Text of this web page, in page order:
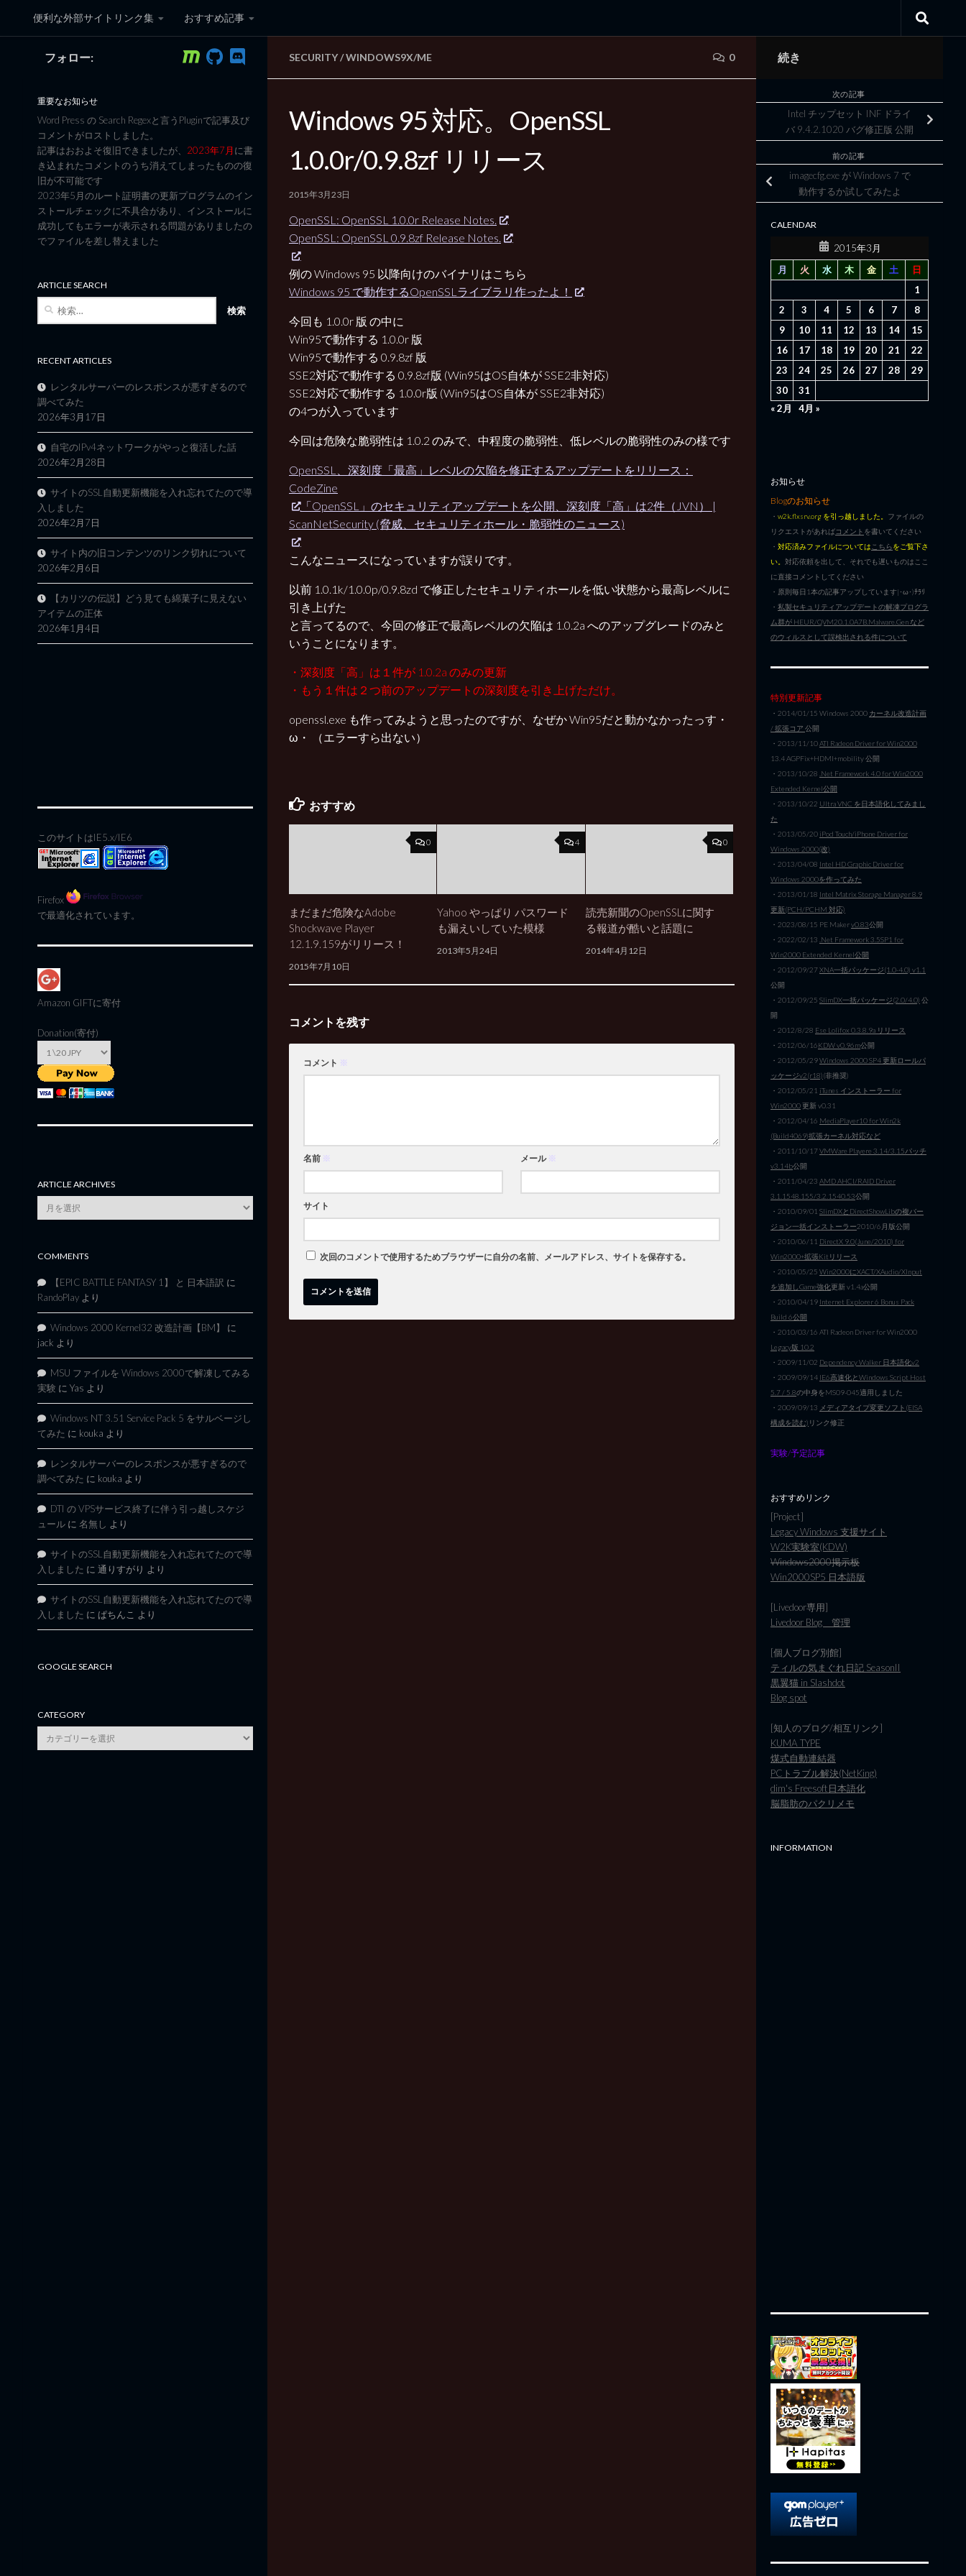
コンテンツへスキップ
便利な外部サイトリンク集 おすすめ記事
黒翼猫のコンピュータ日記 3rd Edition
SECURITY/WINDOWS9X/ME 0
Windows 95 対応。OpenSSL
1.0.0r/0.9.8zf リリース
2015年3月23日
OpenSSL: OpenSSL 1.0.0r Release Notes.
OpenSSL: OpenSSL 0.9.8zf Release Notes.
例の Windows 95 以降向けのバイナリはこちら
Windows 95 で動作するOpenSSLライブラリ作ったよ！
今回も 1.0.0r 版 の中に
Win95で動作する 1.0.0r 版
Win95で動作する 0.9.8zf 版
SSE2対応で動作する 0.9.8zf版 (Win95はOS自体が SSE2非対応)
SSE2対応で動作する 1.0.0r版 (Win95はOS自体が SSE2非対応)
の4つが入っています
今回は危険な脆弱性は 1.0.2 のみで、中程度の脆弱性、低レベルの脆弱性のみの様です
OpenSSL、深刻度「最高」レベルの欠陥を修正するアップデートをリリース：
CodeZine
「OpenSSL」のセキュリティアップデートを公開、深刻度「高」は2件（JVN） |
ScanNetSecurity (脅威、セキュリティホール・脆弱性のニュース)
こんなニュースになっていますが誤りです。
以前 1.0.1k/1.0.0p/0.9.8zd で修正したセキュリティホールを低い状態から最高レベルに
引き上げた
と言ってるので、今回の修正で最高レベルの欠陥は 1.0.2a へのアップグレードのみと
いうことになります。
・深刻度「高」は１件が 1.0.2a のみの更新
・もう１件は２つ前のアップデートの深刻度を引き上げただけ。
openssl.exe も作ってみようと思ったのですが、なぜか Win95だと動かなかったっす・
ω・ （エラーすら出ない）
おすすめ
0
まだまだ危険なAdobe
Shockwave Player
12.1.9.159がリリース！
2015年7月10日
4
Yahoo やっぱり パスワード
も漏えいしていた模様
2013年5月24日
0
読売新聞のOpenSSLに関す
る報道が酷いと話題に
2014年4月12日
コメントを残す
コメント ※
名前 ※ メール ※
サイト
次回のコメントで使用するためブラウザーに自分の名前、メールアドレス、サイトを保存する。
フォロー:
重要なお知らせ
Word Press の Search Regexと言うPluginで記事及び
コメントがロストしました。
記事はおおよそ復旧できましたが、 2023年7月に書
き込まれたコメントのうち消えてしまったものの復
旧が不可能です
2023年5月のルート証明書の更新プログラムのイン
ストールチェックに不具合があり、インストールに
成功してもエラーが表示される問題がありましたの
でファイルを差し替えました
ARTICLE SEARCH
RECENT ARTICLES
レンタルサーバーのレスポンスが悪すぎるので
調べてみた
2026年3月17日
自宅のIPv4ネットワークがやっと復活した話
2026年2月28日
サイトのSSL自動更新機能を入れ忘れてたので導
入しました
2026年2月7日
サイト内の旧コンテンツのリンク切れについて
2026年2月6日
【カリツの伝説】どう見ても綿菓子に見えない
アイテムの正体
2026年1月4日
このサイトはIE5.x/IE6
Firefox
で最適化されています。
Amazon GIFTに寄付
Donation(寄付)
ARTICLE ARCHIVES
Article
Archives
COMMENTS
【EPIC BATTLE FANTASY 1】 と 日本語訳 に
RandoPlay より
Windows 2000 Kernel32 改造計画【BM】
に
jack より
MSU ファイルを Windows 2000で解凍してみる
実験 に Yas より
Windows NT 3.51 Service Pack 5 をサルベージし
てみた に kouka より
レンタルサーバーのレスポンスが悪すぎるので
調べてみた に kouka より
DTI の VPSサービス終了に伴う引っ越しスケジ
ュール に 名無し より
サイトのSSL自動更新機能を入れ忘れてたので導
入しました に 通りすがり より
サイトのSSL自動更新機能を入れ忘れてたので導
入しました に ぱちんこ より
GOOGLE SEARCH
CATEGORY
category
続き
次の記事
Intel チップセット INF ドライ
バ 9.4.2.1020 バグ修正版 公開
前の記事
imagecfg.exe が Windows 7 で
動作するか試してみたよ
CALENDAR
2015年3月
月
火 水 木 金 土
日
1
2
3 4 5 6 7
8
9
10 11 12 13 14
15
16
17 18 19 20 21
22
23
24 25 26 27 28
29
30
31
« 2月
4月 »
お知らせ
Blogのお知らせ
・ w2k.flxsrv.org を引っ越しました。 ファイルの
リクエストがあればコメント を書いてください
・ 対応済みファイルについては こちらをご覧下さ
い。 対応依頼を出して、それでも遅いものはここ
に直接コメントしてください
・原則毎日1本の記事アップしています|･ω･)ﾁﾗﾘ
・ 私製セキュリティアップデートの解凍プログラ
ム群が HEUR/QVM20.1.0A7B.Malware.Gen など
のウィルスとして誤検出される件について
特別更新記事
・2014/01/15 Windows 2000 カーネル改造計画
/ 拡張コア 公開
・2013/11/10ATI Radeon Driver for Win2000
13.4 AGPFix+HDMI+mobility 公開
・2013/10/28 .Net Framework 4.0 for Win2000
Extended Kernel公開
・2013/10/22 Ultra VNC を日本語化してみまし
た
・2013/05/20 iPod Touch/iPhone Driver for
Windows 2000(改)
・2013/04/08 Intel HD Graphic Driver for
Windows 2000を作ってみた
・2013/01/18 Intel Matrix Storage Manager 8.9
更新(PCH/PCHM 対応)
・2023/08/15 PE Makerv0.83公開
・2022/02/13 .Net Framework 3.5SP1 for
Win2000 Extended Kernel公開
・2012/09/27XNA一括パッケージ(1.0-4.0) v1.1
公開
・2012/09/25 SlimDX一括パッケージ(2.0/4.0) 公
開
・2012/8/28 Ese Lolifox 0.3.8.9a リリース
・2012/06/16KDW v0.96m公開
・2012/05/29Windows 2000 SP4 更新ロールパ
ッケージv2(r18)(非推奨)
・2012/05/21 iTunes インストーラー for
Win2000更新 v0.31
・2012/04/16 MediaPlayer10 for Win2k
(Build4069)拡張カーネル対応など
・2011/10/17VMWare Playere 3.14/3.15パッチ
v3.14b公開
・2011/04/23 AMD AHCI/RAID Driver
3.1.1548.155/3.2.1540.53公開
・2010/09/01 SlimDXとDirectShowLibの複バー
ジョン一括インストーラー2010/6月版公開
・2010/06/11 DirectX 9.0(June/2010) for
Win2000+拡張Kitリリース
・2010/05/25 Win2000にXACT/XAudio/XInput
を追加しGame強化更新 v1.4a公開
・2010/04/19 Internet Explorer 6 Bonus Pack
Build 6公開
・2010/03/16 ATI Radeon Driver for Win2000
Legacy版 10.2
・2009/11/02 Dependency Walker 日本語化v2
・2009/09/14 IE6高速化とWindows Script Host
5.7 / 5.8の中身をMS09-045適用しました
・2009/09/13 メディアタイプ変更ソフト(EISA
構成を読む) リンク修正
実験/予定記事
おすすめリンク
[Project]
Legacy Windows 支援サイト
W2K実験室(KDW)
Windows2000掲示板
Win2000SP5 日本語版
[Livedoor専用]
Livedoor Blog 管理
[個人ブログ別館]
ティルの気まぐれ日記 SeasonII
黒翼猫 in Slashdot
Blog spot
[知人のブログ/相互リンク]
KUMA TYPE
煤式自動連結器
PCトラブル解決(NetKing)
dim's Freesoft日本語化
脳脂肪のパクリメモ
INFORMATION